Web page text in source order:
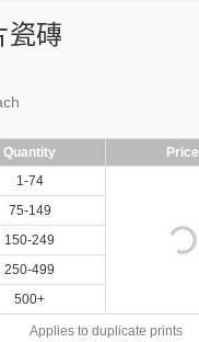
瓷磚
Quantity
Price
1-74
75-149
150-249
250-499
500+
Applies to duplicate prints